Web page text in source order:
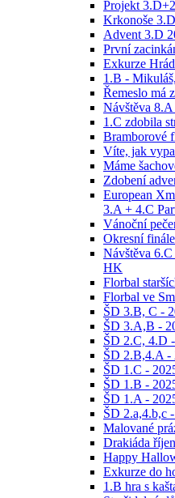
Projekt
Krkonoše
Advent 3.D
První
Exkurze
1.B -
Řemeslo má
Návštěva
1.C zdobila
Bramborové
Víte, jak
Máme
Zdobení
European
3.A + 4.C
Vánoční
Okresní
Návštěva
HK
Florbal
Florbal ve
ŠD 3.B, C -
ŠD 3.A,B -
ŠD 2.C, 4.D
ŠD 2.B,4.A -
ŠD 1.C -
ŠD 1.B -
ŠD 1.A -
ŠD 2.a,4.b,c
Malované
Drakiáda
Happy
Exkurze do
1.B hra s